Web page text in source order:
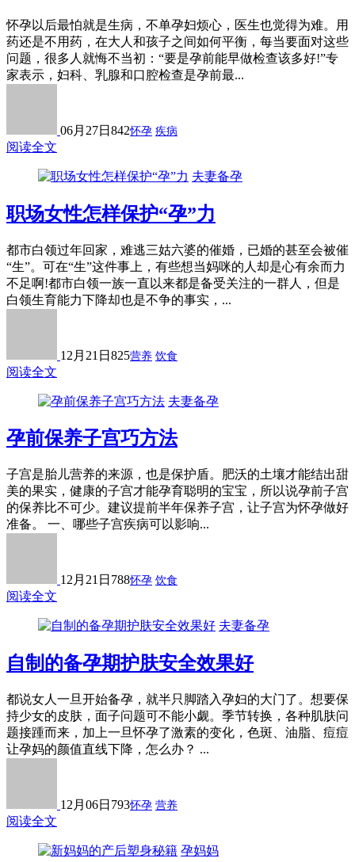
怀孕以后最怕就是生病，不单孕妇烦心，医生也觉得为难。用
药还是不用药，在大人和孩子之间如何平衡，每当要面对这些
问题，很多人就悔不当初：“要是孕前能早做检查该多好!”专
家表示，妇科、乳腺和口腔检查是孕前最...
06月27日 842怀孕 疾病
阅读全文
夫妻备孕
职场女性怎样保护“孕”力
都市白领过年回家，难逃三姑六婆的催婚，已婚的甚至会被催
“生”。可在“生”这件事上，有些想当妈咪的人却是心有余而力
不足啊!都市白领一族一直以来都是备受关注的一群人，但是
白领生育能力下降却也是不争的事实，...
12月21日 825营养 饮食
阅读全文
夫妻备孕
孕前保养子宫巧方法
子宫是胎儿营养的来源，也是保护盾。肥沃的土壤才能结出甜
美的果实，健康的子宫才能孕育聪明的宝宝，所以说孕前子宫
的保养比不可少。建议提前半年保养子宫，让子宫为怀孕做好
准备。 一、哪些子宫疾病可以影响...
12月21日 788怀孕 饮食
阅读全文
夫妻备孕
自制的备孕期护肤安全效果好
都说女人一旦开始备孕，就半只脚踏入孕妇的大门了。想要保
持少女的皮肤，面子问题可不能小觑。季节转换，各种肌肤问
题接踵而来，加上一旦怀孕了激素的变化，色斑、油脂、痘痘
让孕妈的颜值直线下降，怎么办？ ...
12月06日 793怀孕 营养
阅读全文
孕妈妈